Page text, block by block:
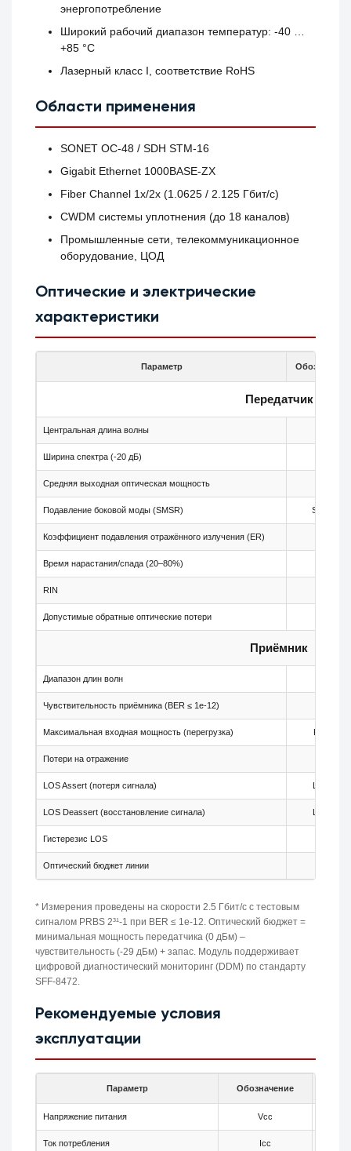
энергопотребление
Широкий рабочий диапазон температур: -40 …
+85 °C
Лазерный класс I, соответствие RoHS
Области применения
SONET OC-48 / SDH STM-16
Gigabit Ethernet 1000BASE-ZX
Fiber Channel 1x/2x (1.0625 / 2.125 Гбит/с)
CWDM системы уплотнения (до 18 каналов)
Промышленные сети, телекоммуникационное
оборудование, ЦОД
Оптические и электрические
характеристики
Параметр
Передатчик
Центральная длина волны
Ширина спектра (-20 дБ)
Средняя выходная оптическая мощность
Подавление боковой моды (SMSR) SMSR
Коэффициент подавления отражённого излучения (ER)
Время нарастания/спада (20–80%)
RIN
Допустимые обратные оптические потери
Приёмник
Диапазон длин волн
Чувствительность приёмника (BER ≤ 1e-12)
Максимальная входная мощность (перегрузка)
Потери на отражение
LOS Assert (потеря сигнала)
LOS Deassert (восстановление сигнала)
Гистерезис LOS
Оптический бюджет линии
* Измерения проведены на скорости 2.5 Гбит/с с тестовым
сигналом PRBS 2³¹-1 при BER ≤ 1e-12. Оптический бюджет =
минимальная мощность передатчика (0 дБм) –
чувствительность (-29 дБм) + запас. Модуль поддерживает
цифровой диагностический мониторинг (DDM) по стандарту
SFF-8472.
Рекомендуемые условия
эксплуатации
Параметр Обозначение
Напряжение питания Vcc
Ток потребления Icc